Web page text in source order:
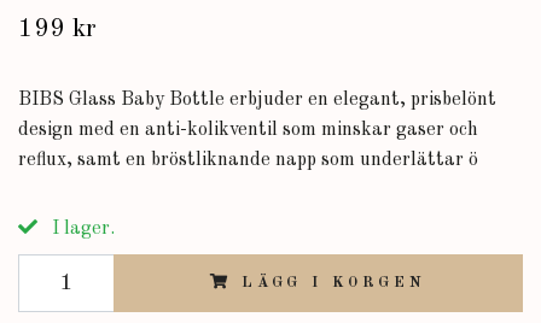
199 kr
BIBS Glass Baby Bottle erbjuder en elegant, prisbelönt
design med en anti-kolikventil som minskar gaser och
reflux, samt en bröstliknande napp som underlättar ö
I lager.
LÄGG I KORGEN